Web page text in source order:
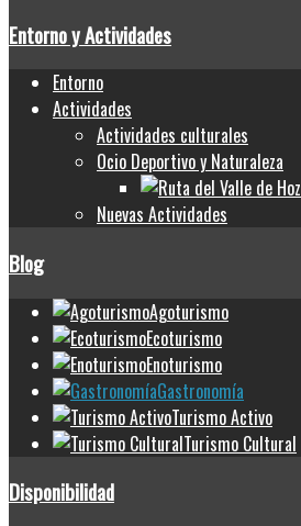
Entorno y Actividades
Entorno
Actividades
Actividades culturales
Ocio Deportivo y Naturaleza
Nuevas Actividades
Blog
Agoturismo
Ecoturismo
Enoturismo
Gastronomía
Turismo Activo
Turismo Cultural
Disponibilidad